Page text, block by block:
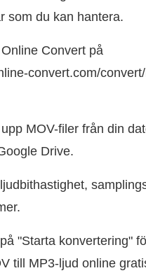
som du kan hantera.
Convert på
convert.com/
MOV-filer från din
Drive.
"Starta konvertering"
till MP3-ljud online